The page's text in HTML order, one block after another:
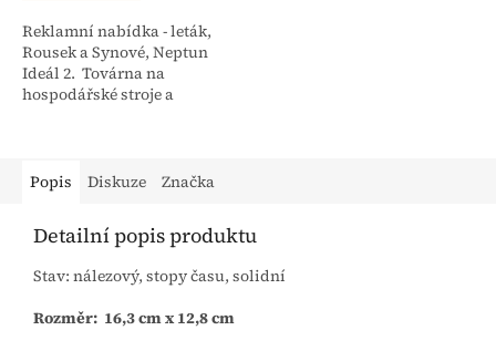
Reklamní nabídka - leták,
Rousek a Synové, Neptun
Ideál 2. Továrna na
hospodářské stroje a
Popis Diskuze Značka
Detailní popis produktu
Stav: nálezový, stopy času, solidní
Rozměr: 16,3 cm x 12,8 cm